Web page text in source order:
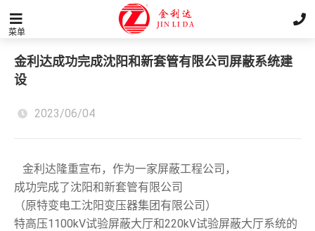
菜单
金利达成功完成沈阳和新套管有限公司屏蔽系统建
设
2023/06/04
金利达隆重宣布，作为一家屏蔽工程公司，
成功完成了沈阳和新套管有限公司
（原特变电工沈阳变压器集团有限公司）
特高压1100kV试验屏蔽大厅和220kV试验屏蔽大厅系统的